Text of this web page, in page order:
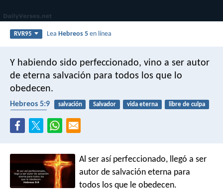
RVR95 LeaHebreos 5 en línea
Y habiendo sido perfeccionado, vino a ser autor
de eterna salvación para todos los que lo
obedecen.
Hebreos 5:9 salvación Salvador vida eterna
libre de culpa
Al ser así perfeccionado, llegó a ser
autor de salvación eterna para
todos los que le obedecen.